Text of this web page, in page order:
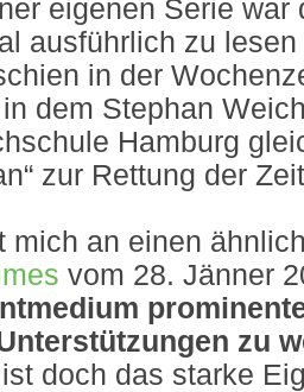
eigenen Serie war
ausführlich zu lesen
in der
dem Stephan
Hamburg
zur Rettung der
mich an einen
vom 28. Jänner
zu
doch das starke